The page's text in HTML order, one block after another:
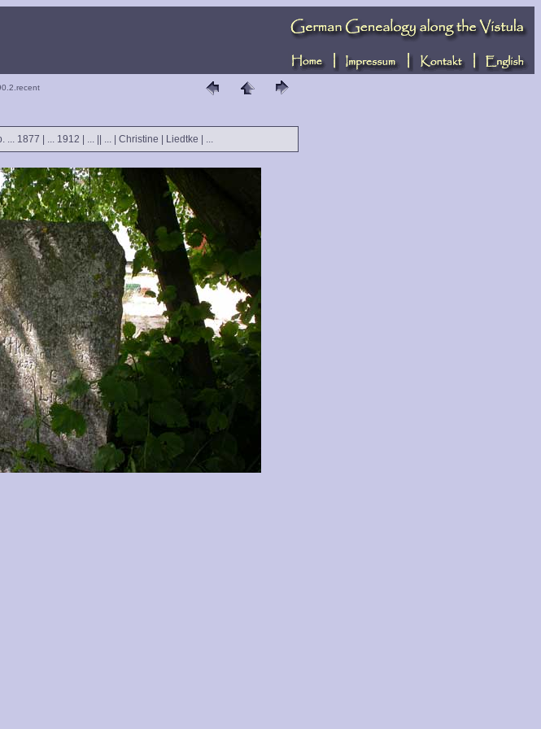
... 1877 | ... 1912 | ... || ... | Christine | Liedtke | ...